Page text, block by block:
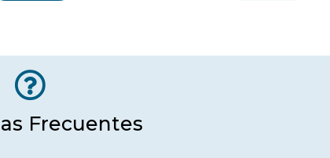
Frecuentes